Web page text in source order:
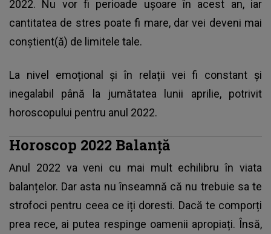
2022. Nu vor fi perioade ușoare în acest an, iar
cantitatea de stres poate fi mare, dar vei deveni mai
conștient(ă) de limitele tale.
La nivel emoțional și în relații vei fi constant și
inegalabil până la jumătatea lunii aprilie, potrivit
horoscopului pentru anul 2022.
Horoscop 2022 Balanţă
Anul 2022 va veni cu mai mult echilibru în viata
balanțelor. Dar asta nu înseamnă că nu trebuie sa te
strofoci pentru ceea ce iți doresti. Dacă te comporți
prea rece, ai putea respinge oamenii apropiați. Însă,